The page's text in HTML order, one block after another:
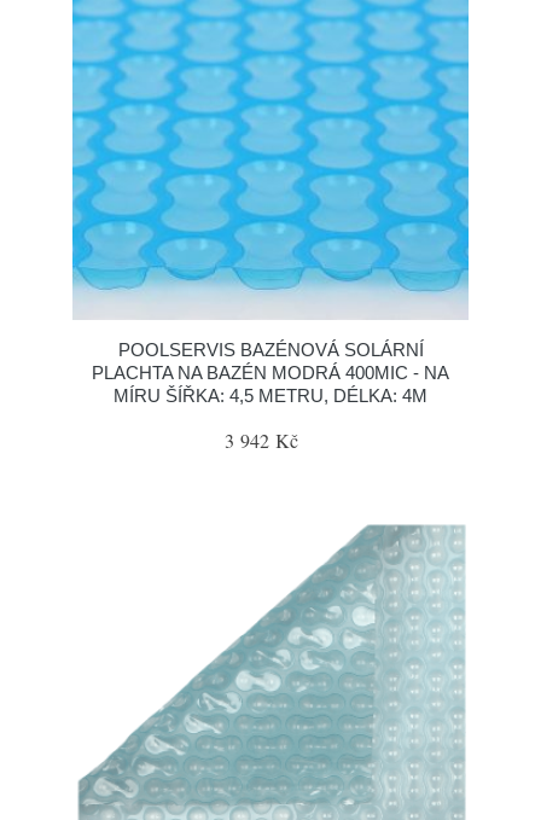
POOLSERVIS BAZÉNOVÁ SOLÁRNÍ
PLACHTA NA BAZÉN MODRÁ 400MIC - NA
MÍRU ŠÍŘKA: 4,5 METRU, DÉLKA: 4M
3 942 Kč